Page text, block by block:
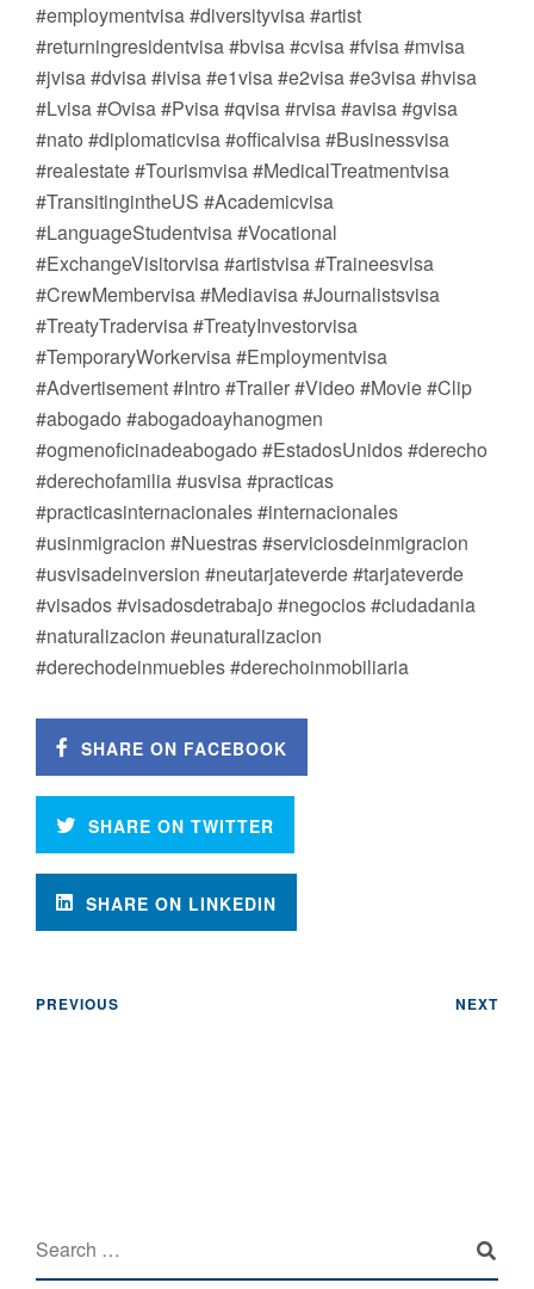
#employmentvisa #diversityvisa #artist
#returningresidentvisa #bvisa #cvisa #fvisa #mvisa
#jvisa #dvisa #ivisa #e1visa #e2visa #e3visa #hvisa
#Lvisa #Ovisa #Pvisa #qvisa #rvisa #avisa #gvisa
#nato #diplomaticvisa #officalvisa #Businessvisa
#realestate #Tourismvisa #MedicalTreatmentvisa
#TransitingintheUS #Academicvisa
#LanguageStudentvisa #Vocational
#ExchangeVisitorvisa #artistvisa #Traineesvisa
#CrewMembervisa #Mediavisa #Journalistsvisa
#TreatyTradervisa #TreatyInvestorvisa
#TemporaryWorkervisa #Employmentvisa
#Advertisement #Intro #Trailer #Video #Movie #Clip
#abogado #abogadoayhanogmen
#ogmenoficinadeabogado #EstadosUnidos #derecho
#derechofamilia #usvisa #practicas
#practicasinternacionales #internacionales
#usinmigracion #Nuestras #serviciosdeinmigracion
#usvisadeinversion #neutarjateverde #tarjateverde
#visados #visadosdetrabajo #negocios #ciudadania
#naturalizacion #eunaturalizacion
#derechodeinmuebles #derechoinmobiliaria
SHARE ON FACEBOOK
SHARE ON TWITTER
SHARE ON LINKEDIN
PREVIOUS NEXT